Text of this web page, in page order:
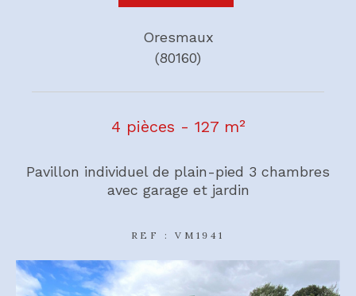
Oresmaux
(80160)
4 pièces - 127 m²
Pavillon individuel de plain-pied 3 chambres
avec garage et jardin
REF : VM1941